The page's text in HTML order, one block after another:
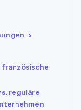
französische
reguläre